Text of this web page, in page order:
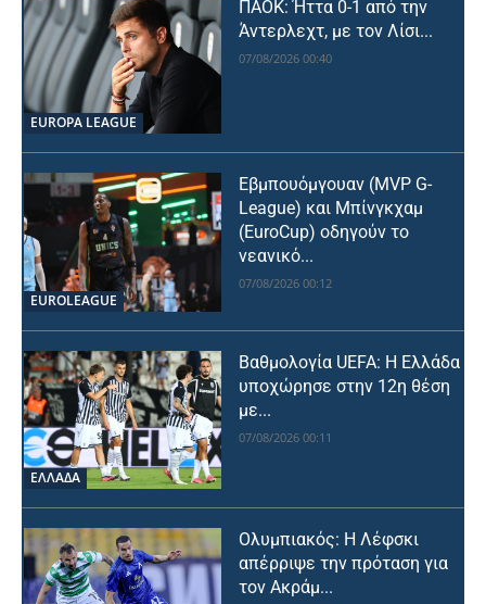
EUROPA LEAGUE
ΠΑΟΚ: Ήττα 0-1 από την
Άντερλεχτ, με τον Λίσι...
07/08/2026 00:40
EUROLEAGUE
Εβμπουόμγουαν (MVP G-
League) και Μπίνγκχαμ
(EuroCup) οδηγούν το
νεανικό...
07/08/2026 00:12
ΕΛΛΑΔΑ
Βαθμολογία UEFA: Η Ελλάδα
υποχώρησε στην 12η θέση
με...
07/08/2026 00:11
Ολυμπιακός: Η Λέφσκι
απέρριψε την πρόταση για
τον Ακράμ...